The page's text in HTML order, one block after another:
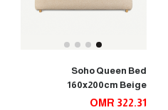
Soho Queen Bed
160x200cm Beige
OMR 322.31